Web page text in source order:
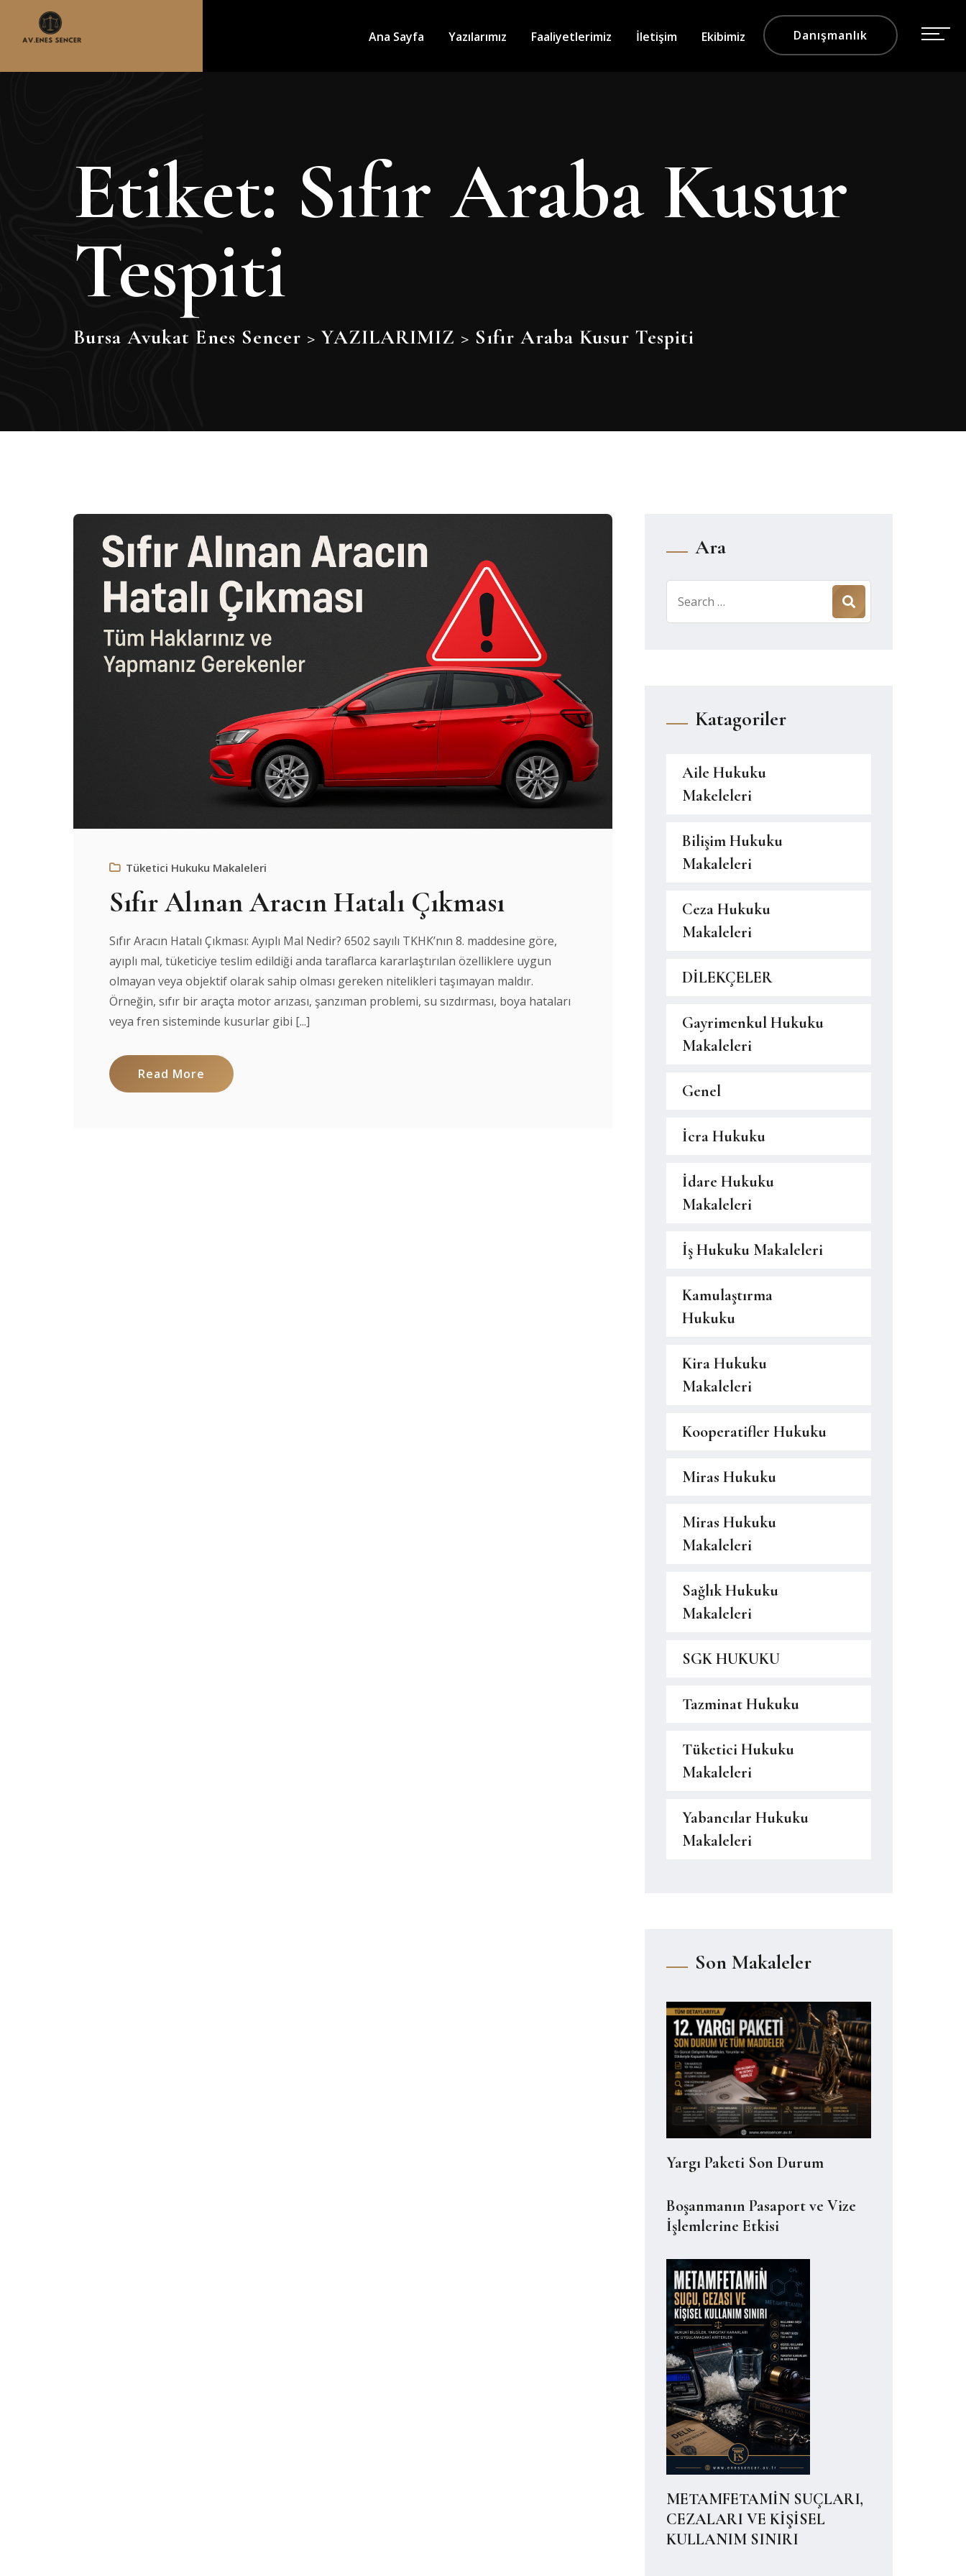
Ana Sayfa Yazılarımız Faaliyetlerimiz İletişim Ekibimiz Danışmanlık
Etiket: Sıfır Araba Kusur
Tespiti
Bursa Avukat Enes Sencer > YAZILARIMIZ > Sıfır Araba Kusur Tespiti
Tüketici Hukuku Makaleleri
Sıfır Alınan Aracın Hatalı Çıkması
Sıfır Aracın Hatalı Çıkması: Ayıplı Mal Nedir? 6502 sayılı TKHK’nın 8. maddesine göre,
ayıplı mal, tüketiciye teslim edildiği anda taraflarca kararlaştırılan özelliklere uygun
olmayan veya objektif olarak sahip olması gereken nitelikleri taşımayan maldır.
Örneğin, sıfır bir araçta motor arızası, şanzıman problemi, su sızdırması, boya hataları
veya fren sisteminde kusurlar gibi [...]
Read More
Ara
for:
Katagoriler
Aile Hukuku
Makeleleri
Bilişim Hukuku
Makaleleri
Ceza Hukuku
Makaleleri
DİLEKÇELER
Gayrimenkul Hukuku
Makaleleri
Genel
İcra Hukuku
İdare Hukuku
Makaleleri
İş Hukuku Makaleleri
Kamulaştırma
Hukuku
Kira Hukuku
Makaleleri
Kooperatifler Hukuku
Miras Hukuku
Miras Hukuku
Makaleleri
Sağlık Hukuku
Makaleleri
SGK HUKUKU
Tazminat Hukuku
Tüketici Hukuku
Makaleleri
Yabancılar Hukuku
Makaleleri
Son Makaleler
Yargı Paketi Son Durum
Boşanmanın Pasaport ve Vize
İşlemlerine Etkisi
METAMFETAMİN SUÇLARI,
CEZALARI VE KİŞİSEL
KULLANIM SINIRI